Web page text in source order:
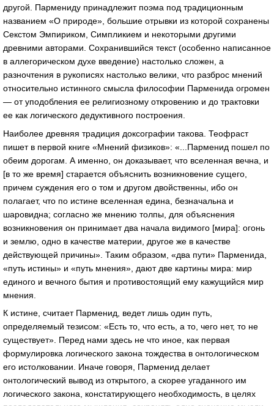
другой. Пармениду принадлежит поэма под традиционным
названием «О природе», большие отрывки из которой сохранены
Секстом Эмпириком, Симпликием и некоторыми другими
древними авторами. Сохранившийся текст (особенно написанное
в аллегорическом духе введение) настолько сложен, а
разночтения в рукописях настолько велики, что разброс мнений
относительно истинного смысла философии Парменида огромен
— от уподобления ее религиозному откровению и до трактовки
ее как логического дедуктивного построения.
Наиболее древняя традиция доксографии такова. Теофраст
пишет в первой книге «Мнений физиков»: «...Парменид пошел по
обеим дорогам. А именно, он доказывает, что вселенная вечна, и
[в то же время] старается объяснить возникновение сущего,
причем суждения его о том и другом двойственны, ибо он
полагает, что по истине вселенная едина, безначальна и
шаровидна; согласно же мнению толпы, для объяснения
возникновения он принимает два начала видимого [мира]: огонь
и землю, одно в качестве материи, другое же в качестве
действующей причины». Таким образом, «два пути» Парменида,
«путь истины» и «путь мнения», дают две картины мира: мир
единого и вечного бытия и противостоящий ему кажущийся мир
мнения.
К истине, считает Парменид, ведет лишь один путь,
определяемый тезисом: «Есть то, что есть, а то, чего нет, то не
существует». Перед нами здесь не что иное, как первая
формулировка логического закона тождества в онтологическом
его истолковании. Иначе говоря, Парменид делает
онтологический вывод из открытого, а скорее угаданного им
логического закона, констатирующего необходимость, в целях